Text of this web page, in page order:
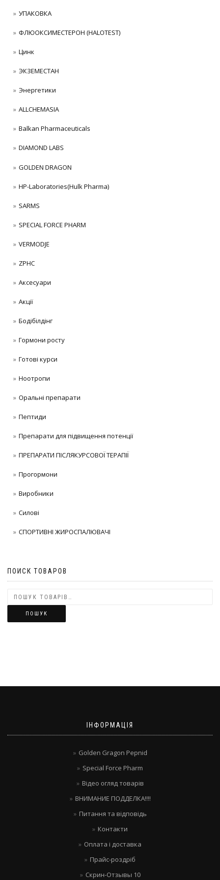
УПАКОВКА
ФЛЮОКСИМЕСТЕРОН (HALOTEST)
Цинк
ЭКЗЕМЕСТАН
Энергетики
ALLCHEMASIA
Balkan Pharmaceuticals
DIAMOND LABS
GOLDEN DRAGON
HP-Laboratories(Hulk Pharma)
SARMS
SPECIAL FORCE PHARM
VERMODJE
ZPHC
Аксесуари
Акції
Бодібілдінг
Гормони росту
Готові курси
Ноотропи
Оральні препарати
Пептиди
Препарати для підвищення потенції
ПРЕПАРАТИ ПІСЛЯКУРСОВОЇ ТЕРАПІЇ
Прогормони
Виробники
Силові
СПОРТИВНІ ЖИРОСПАЛЮВАЧІ
ПОИСК ТОВАРОВ
ПОШУК
ІНФОРМАЦІЯ
Golden Gragon Pepnid
Special Force Pharm
Відео огляд товарів
ВНИМАНИЕ ПОДДЕЛКА!!!!
Питання та відповідь
Контакти
Оплата і доставка
Прайс-роздріб
Скрин-Отзывы 10